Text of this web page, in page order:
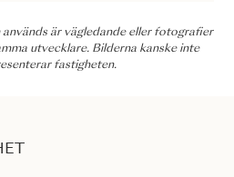
är vägledande eller fotografier
utvecklare. Bilderna kanske inte
fastigheten.